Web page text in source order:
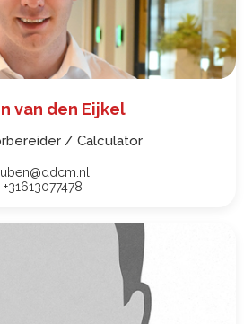
van den Eijkel
/ Calculator
+31613077478